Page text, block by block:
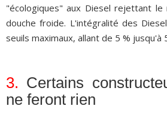
"écologiques" aux Diesel rejettant
douche froide. L'intégralité des
seuils maximaux, allant de 5 % jusqu'à
3. Certains
ne feront rien